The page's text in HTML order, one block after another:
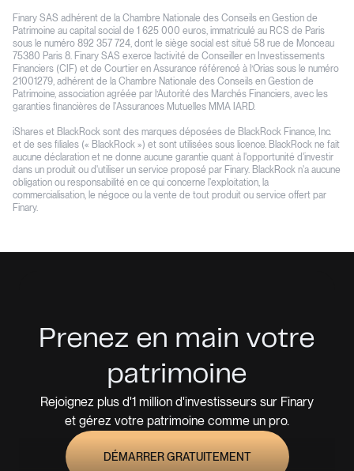
Finary SAS adhérent de la Chambre Nationale des Conseils en Gestion de
Patrimoine au capital social de 1 625 000 euros, immatriculé au RCS de Paris
sous le numéro 892 357 724, dont le siège social est situé 58 rue de Monceau
75380 Paris 8. Finary SAS exerce l’activité de Conseiller en Investissements
Financiers (CIF) et de Courtier en Assurance référencé à l’Orias sous le numéro
21001279, adhérent de la Chambre Nationale des Conseils en Gestion de
Patrimoine, association agréée par l’Autorité des Marchés Financiers, avec les
garanties financières de l'Assurances Mutuelles MMA IARD.
iShares et BlackRock sont des marques déposées de BlackRock Finance, Inc.
et de ses filiales (« BlackRock ») et sont utilisées sous licence. BlackRock ne fait
aucune déclaration et ne donne aucune garantie quant à l'opportunité d'investir
dans un produit ou d'utiliser un service proposé par Finary. BlackRock n'a aucune
obligation ou responsabilité en ce qui concerne l'exploitation, la
commercialisation, le négoce ou la vente de tout produit ou service offert par
Finary.
Prenez en main votre
patrimoine
Rejoignez plus d'1 million d'investisseurs sur Finary
et gérez votre patrimoine comme un pro.
DÉMARRER GRATUITEMENT